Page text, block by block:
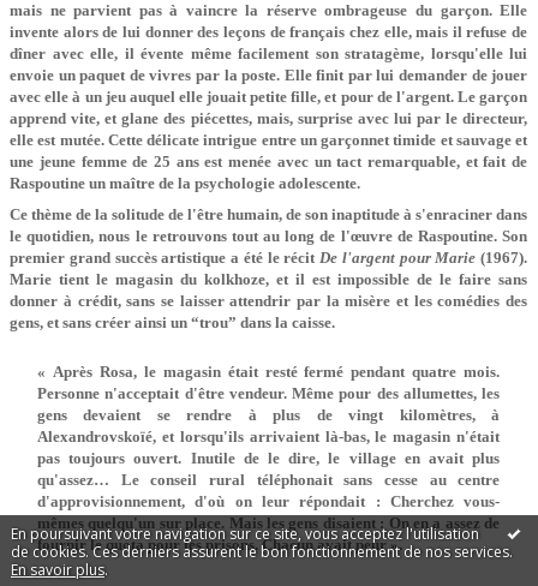
En poursuivant votre navigation sur ce site, vous acceptez l'utilisation
de cookies. Ces derniers assurent le bon fonctionnement de nos services.
En savoir plus.
mais ne parvient pas à vaincre la réserve ombrageuse du garçon. Elle
invente alors de lui donner des leçons de français chez elle, mais il refuse de
dîner avec elle, il évente même facilement son stratagème, lorsqu'elle lui
envoie un paquet de vivres par la poste. Elle finit par lui demander de jouer
avec elle à un jeu auquel elle jouait petite fille, et pour de l'argent. Le garçon
apprend vite, et glane des piécettes, mais, surprise avec lui par le directeur,
elle est mutée. Cette délicate intrigue entre un garçonnet timide et sauvage et
une jeune femme de 25 ans est menée avec un tact remarquable, et fait de
Raspoutine un maître de la psychologie adolescente.
Ce thème de la solitude de l'être humain, de son inaptitude à s'enraciner dans
le quotidien, nous le retrouvons tout au long de l'œuvre de Raspoutine. Son
premier grand succès artistique a été le récitDe l'argent pour Marie (1967).
Marie tient le magasin du kolkhoze, et il est impossible de le faire sans
donner à crédit, sans se laisser attendrir par la misère et les comédies des
gens, et sans créer ainsi un “trou” dans la caisse.
« Après Rosa, le magasin était resté fermé pendant quatre mois.
Personne n'acceptait d'être vendeur. Même pour des allumettes, les
gens devaient se rendre à plus de vingt kilomètres, à
Alexandrovskoïé, et lorsqu'ils arrivaient là-bas, le magasin n'était
pas toujours ouvert. Inutile de le dire, le village en avait plus
qu'assez… Le conseil rural téléphonait sans cesse au centre
d'approvisionnement, d'où on leur répondait : Cherchez vous-
mêmes quelqu'un sur place. Mais les gens disaient : On en a assez de
fournir le quota pour les prisons. Chacun avait peur ».